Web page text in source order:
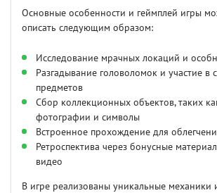
Основные особенности и геймплей игры
описать следующим образом:
Исследование мрачных локаций и
Разгадывание головоломок и участие в
предметов
Сбор коллекционных объектов, таких
фотографии и символы
Встроенное прохождение для
Ретроспектива через бонусные
видео
В игре реализованы уникальные механики